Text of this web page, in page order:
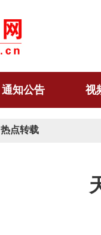
通知公告 视
热点转载